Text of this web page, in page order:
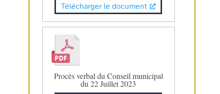
Télécharger le document
Procès verbal du Conseil municipal
du 22 Juillet 2023